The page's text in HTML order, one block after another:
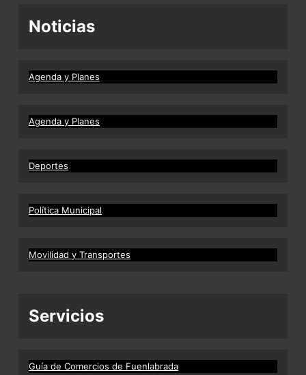
Noticias
Agenda y Planes
Agenda y Planes
Deportes
Política Municipal
Movilidad y Transportes
Servicios
Guía de Comercios de Fuenlabrada